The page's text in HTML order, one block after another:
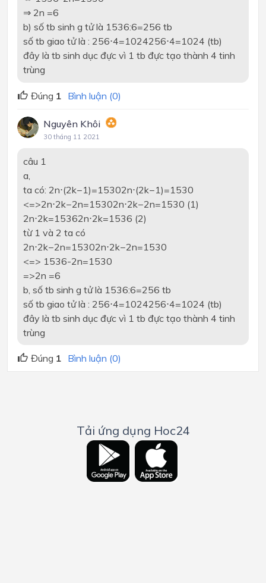
⇒ 2n =6
b) số tb sinh g tử là 1536:6=256 tb
số tb giao tử là : 256⋅4=1024256⋅4=1024 (tb)
đây là tb sinh dục đực vì 1 tb đực tạo thành 4 tinh
trùng
Đúng 1 Bình luận (0)
Nguyên Khôi
30 tháng 11 2021
câu 1
a,
ta có: 2n⋅(2k−1)=15302n⋅(2k−1)=1530
<=>2n⋅2k−2n=15302n⋅2k−2n=1530 (1)
2n⋅2k=15362n⋅2k=1536 (2)
từ 1 và 2 ta có
2n⋅2k−2n=15302n⋅2k−2n=1530
<=> 1536-2n=1530
=>2n =6
b, số tb sinh g tử là 1536:6=256 tb
số tb giao tử là : 256⋅4=1024256⋅4=1024 (tb)
đây là tb sinh dục đực vì 1 tb đực tạo thành 4 tinh
trùng
Đúng 1 Bình luận (0)
Tải ứng dụng Hoc24